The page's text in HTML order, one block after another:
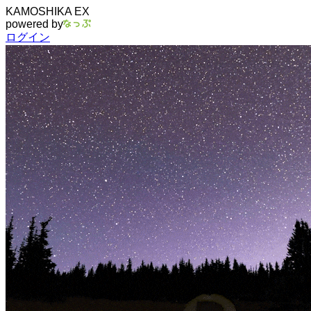
KAMOSHIKA EX
powered by
ログイン